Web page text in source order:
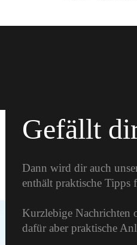
Gefällt
Dann wird dir auch
enthält praktische Tipps
Kurzlebige Nachrichten
dafür aber praktische